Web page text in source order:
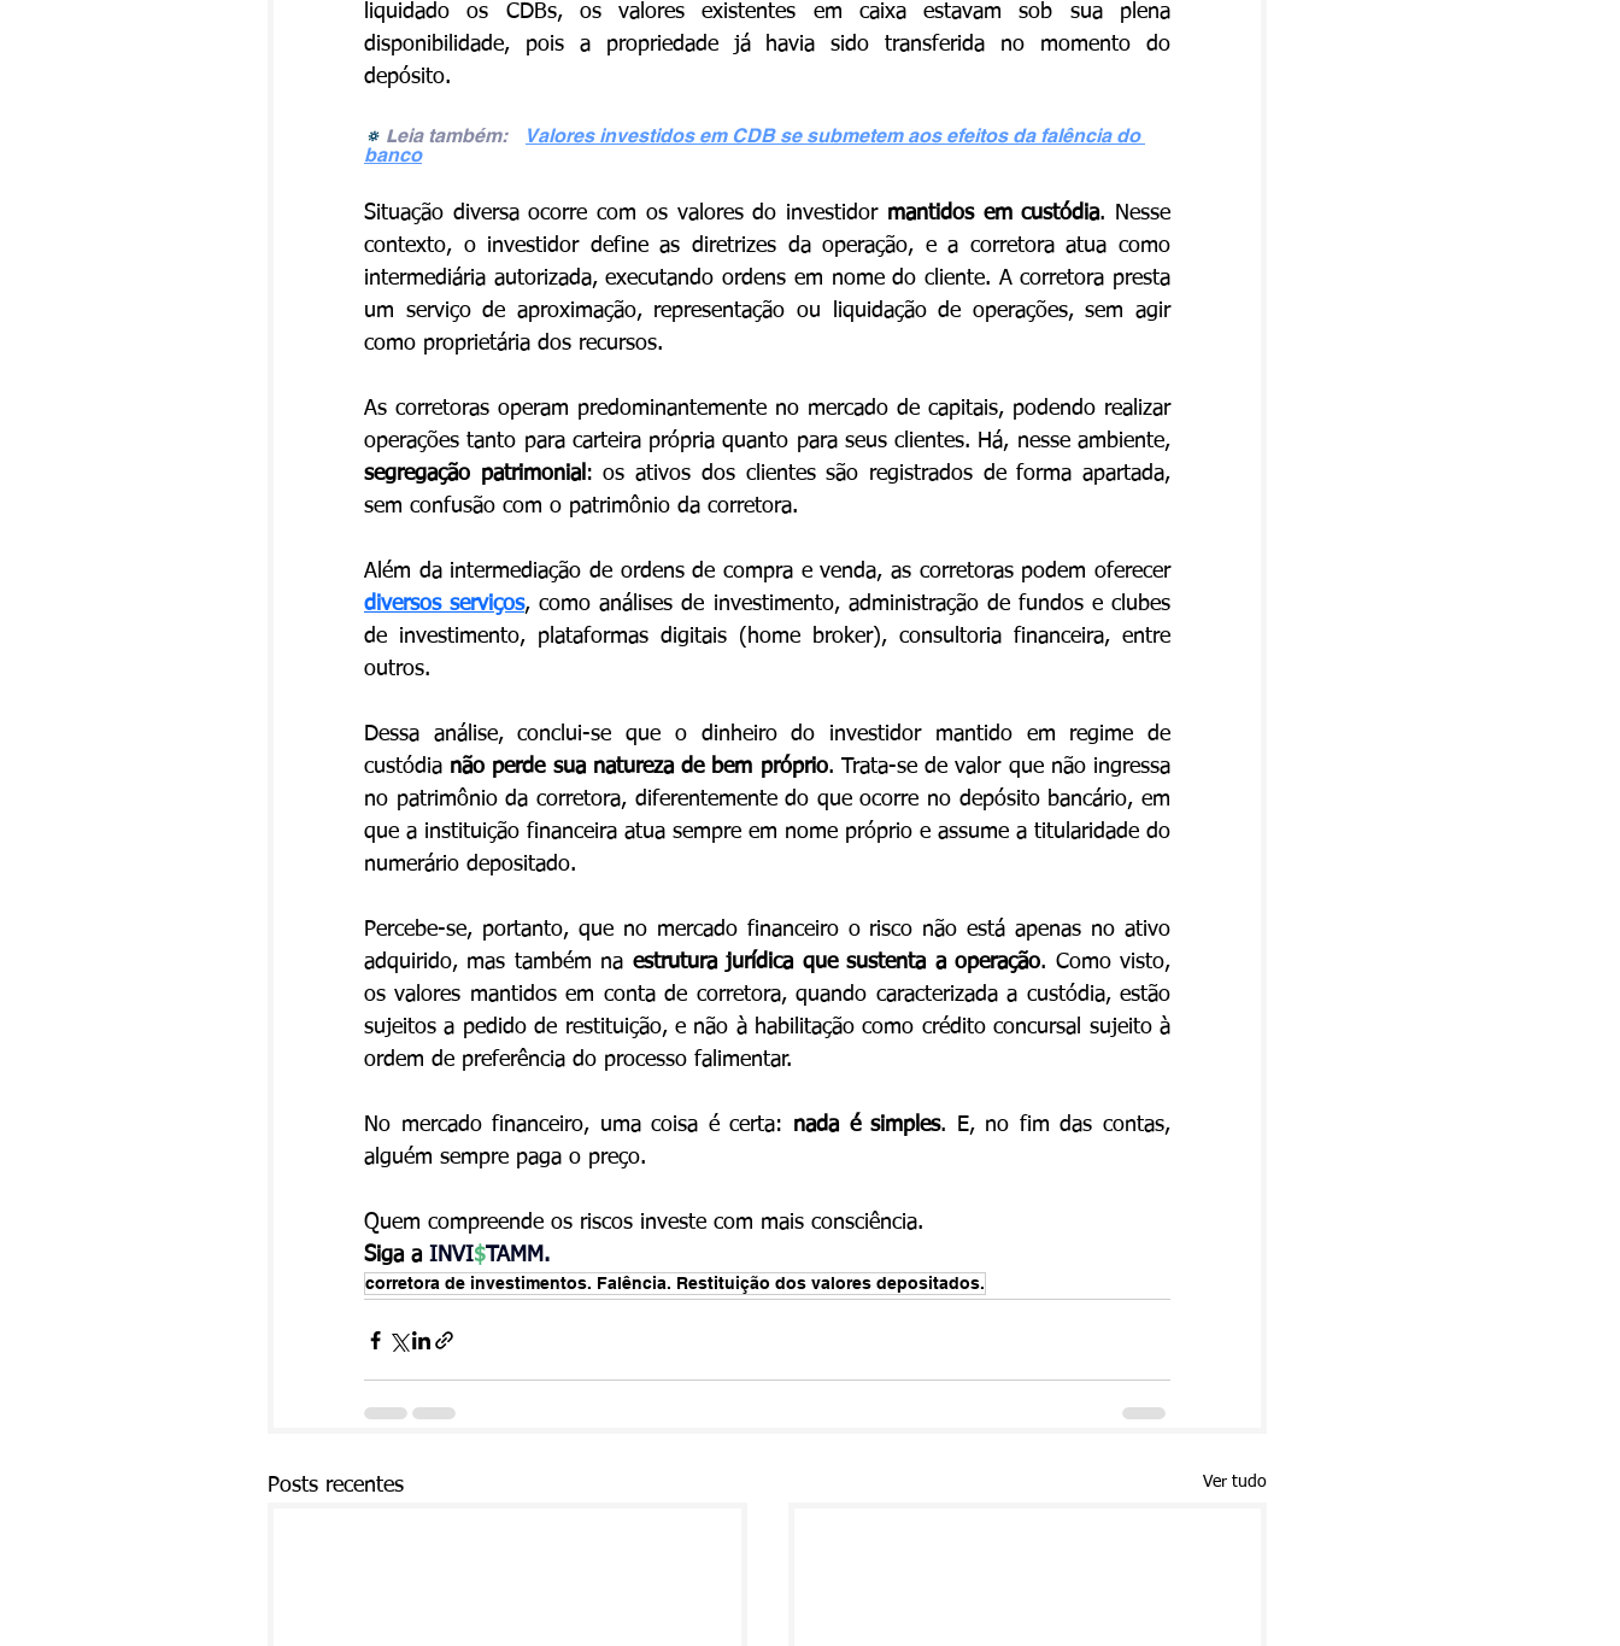
liquidado os CDBs, os valores existentes em caixa estavam sob sua plena
disponibilidade, pois a propriedade já havia sido transferida no momento do
depósito.
🔅 Leia também:
Valores investidos em CDB se submetem aos efeitos da falência do
banco
Situação diversa ocorre com os valores do investidor mantidos em custódia. Nesse
contexto, o investidor define as diretrizes da operação, e a corretora atua como
intermediária autorizada, executando ordens em nome do cliente. A corretora presta
um serviço de aproximação, representação ou liquidação de operações, sem agir
como proprietária dos recursos.
As corretoras operam predominantemente no mercado de capitais, podendo realizar
segregação patrimonial : os ativos dos clientes são registrados de forma apartada,
sem confusão com o patrimônio da corretora.
Além da intermediação de ordens de compra e venda, as corretoras podem oferecer
diversos serviços, como análises de investimento, administração de fundos e clubes
de investimento, plataformas digitais (home broker), consultoria financeira, entre
outros.
Dessa análise, conclui-se que o dinheiro do investidor mantido em regime de
custódia não perde sua natureza de bem próprio. Trata-se de valor que não ingressa
no patrimônio da corretora, diferentemente do que ocorre no depósito bancário, em
que a instituição financeira atua sempre em nome próprio e assume a titularidade do
numerário depositado.
Percebe-se, portanto, que no mercado financeiro o risco não está apenas no ativo
adquirido, mas também na estrutura jurídica que sustenta a operação. Como visto,
os valores mantidos em conta de corretora, quando caracterizada a custódia, estão
sujeitos a pedido de restituição, e não à habilitação como crédito concursal sujeito à
ordem de preferência do processo falimentar.
No mercado financeiro, uma coisa é certa: nada é simples. E, no fim das contas,
alguém sempre paga o preço.
Quem compreende os riscos investe com mais consciência.
Siga a INVI$TAMM.
corretora de investimentos. Falência. Restituição dos valores depositados.
Posts recentes Ver tudo